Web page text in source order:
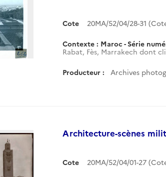
Cote 20MA/52/04/28-31
Contexte : Maroc - Série
Rabat, Fès, Marrakech dont
Producteur : Archives
Architecture-scènes
Cote 20MA/52/04/01-27